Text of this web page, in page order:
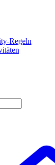
Regeln